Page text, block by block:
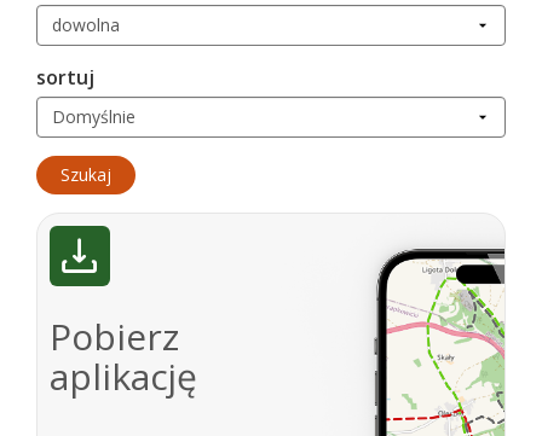
sortuj
Pobierz
aplikację